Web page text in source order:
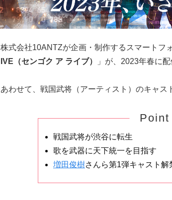
株式会社10ANTZが企画・制作するスマートフ
IVE（センゴク ア ライブ）
」が、2023年春に
あわせて、戦国武将（アーティスト）のキャス
Point
戦国武将が渋谷に転生
歌を武器に天下統一を目指す
増田俊樹さんら第1弾キャスト解